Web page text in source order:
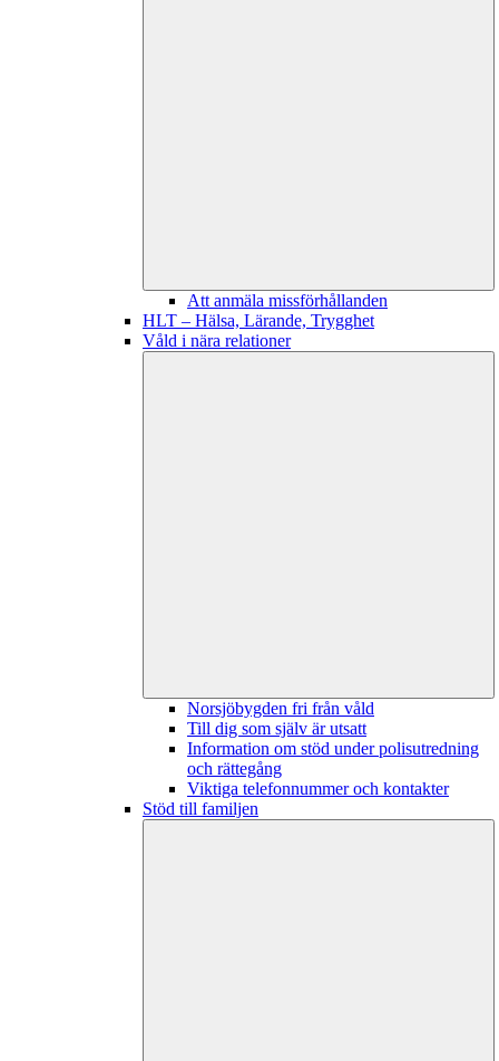
Att anmäla missförhållanden
HLT – Hälsa, Lärande, Trygghet
Våld i nära relationer
Norsjöbygden fri från våld
Till dig som själv är utsatt
Information om stöd under polisutredning
och rättegång
Viktiga telefonnummer och kontakter
Stöd till familjen